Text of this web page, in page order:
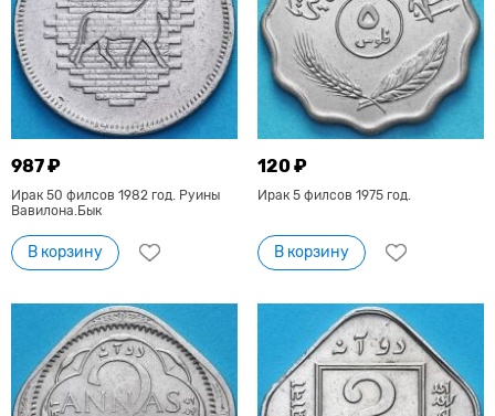
987 ₽
Ирак 50 филсов 1982 год. Руины
Вавилона.Бык
В корзину
120 ₽
Ирак 5 филсов 1975 год.
В корзину